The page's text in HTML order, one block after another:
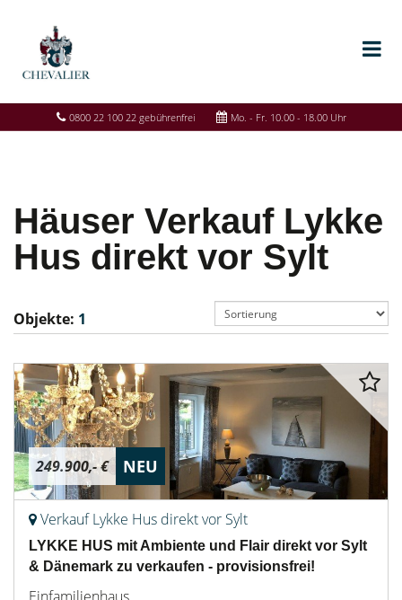
0800 22 100 22 gebührenfrei Mo. - Fr. 10.00 - 18.00 Uhr
Häuser Verkauf Lykke
Hus direkt vor Sylt
Objekte: 1
249.900,- € NEU
Verkauf Lykke Hus direkt vor Sylt
LYKKE HUS mit Ambiente und Flair direkt vor Sylt
& Dänemark zu verkaufen - provisionsfrei!